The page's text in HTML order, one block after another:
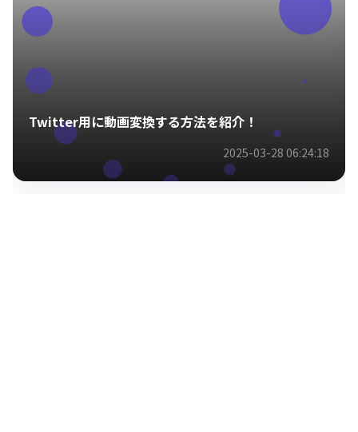
Twitter用に動画変換する方法を紹介！
2025-03-28 06:24:18